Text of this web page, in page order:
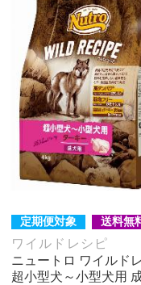
定期便対象 送料無
ワイルドレシピ
ニュートロ ワイルド
超小型犬～小型犬用